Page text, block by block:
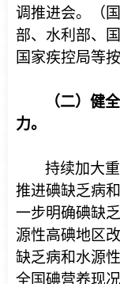
调推进会。（
部、水利部、
国家疾控局等
（二）健
力。
持续加大
推进碘缺乏病
一步明确碘缺
源性高碘地区
缺乏病和水源
全国碘营养现